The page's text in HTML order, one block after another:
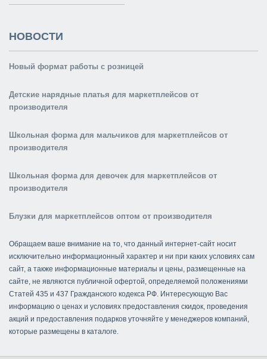
НОВОСТИ
Новый формат работы с розницей
Детские нарядные платья для маркетплейсов от
производителя
Школьная форма для мальчиков для маркетплейсов от
производителя
Школьная форма для девочек для маркетплейсов от
производителя
Блузки для маркетплейсов оптом от производителя
Обращаем ваше внимание на то, что данный интернет-сайт носит
исключительно информационный характер и ни при каких условиях сам
сайт, а также информационные материалы и цены, размещенные на
сайте, не являются публичной офертой, определяемой положениями
Статей 435 и 437 Гражданского кодекса РФ. Интересующую Вас
информацию о ценах и условиях предоставления скидок, проведения
акций и предоставления подарков уточняйте у менеджеров компаний,
которые размещены в каталоге.